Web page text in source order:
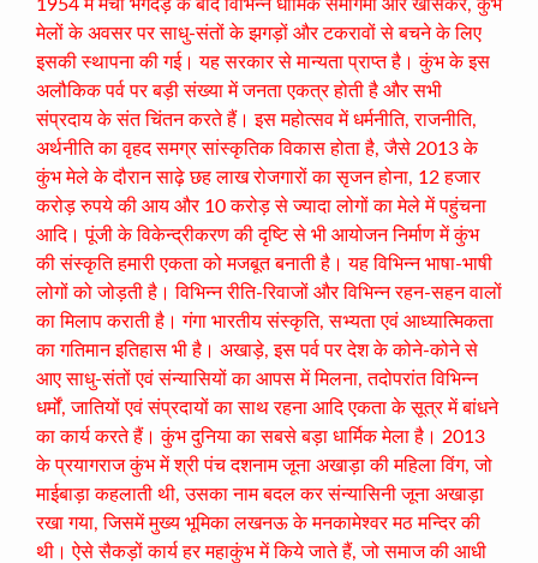
1954 में मची भगदड़ के बाद विभिन्न धार्मिक समागमों और खासकर, कुंभ
मेलों के अवसर पर साधु-संतों के झगड़ों और टकरावों से बचने के लिए
इसकी स्थापना की गई। यह सरकार से मान्यता प्राप्त है। कुंभ के इस
अलौकिक पर्व पर बड़ी संख्या में जनता एकत्र होती है और सभी
संप्रदाय के संत चिंतन करते हैं। इस महोत्सव में धर्मनीति, राजनीति,
अर्थनीति का वृहद समग्र सांस्कृतिक विकास होता है, जैसे 2013 के
कुंभ मेले के दौरान साढ़े छह लाख रोजगारों का सृजन होना, 12 हजार
करोड़ रुपये की आय और 10 करोड़ से ज्यादा लोगों का मेले में पहुंचना
आदि। पूंजी के विकेन्द्रीकरण की दृष्टि से भी आयोजन निर्माण में कुंभ
की संस्कृति हमारी एकता को मजबूत बनाती है। यह विभिन्न भाषा-भाषी
लोगों को जोड़ती है। विभिन्न रीति-रिवाजों और विभिन्न रहन-सहन वालों
का मिलाप कराती है। गंगा भारतीय संस्कृति, सभ्यता एवं आध्यात्मिकता
का गतिमान इतिहास भी है। अखाड़े, इस पर्व पर देश के कोने-कोने से
आए साधु-संतों एवं संन्यासियों का आपस में मिलना, तदोपरांत विभिन्न
धर्मों, जातियों एवं संप्रदायों का साथ रहना आदि एकता के सूत्र में बांधने
का कार्य करते हैं। कुंभ दुनिया का सबसे बड़ा धार्मिक मेला है। 2013
के प्रयागराज कुंभ में श्री पंच दशनाम जूना अखाड़ा की महिला विंग, जो
माईबाड़ा कहलाती थी, उसका नाम बदल कर संन्यासिनी जूना अखाड़ा
रखा गया, जिसमें मुख्य भूमिका लखनऊ के मनकामेश्वर मठ मन्दिर की
थी। ऐसे सैकड़ों कार्य हर महाकुंभ में किये जाते हैं, जो समाज की आधी